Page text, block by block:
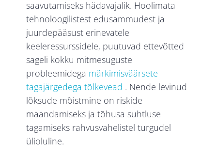
saavutamiseks hädavajalik. Hoolimata
tehnoloogilistest edusammudest ja
juurdepääsust erinevatele
keeleressurssidele, puutuvad ettevõtted
sageli kokku mitmesuguste
probleemidega märkimisväärsete
tagajärgedega tõlkevead . Nende levinud
lõksude mõistmine on riskide
maandamiseks ja tõhusa suhtluse
tagamiseks rahvusvahelistel turgudel
ülioluline.